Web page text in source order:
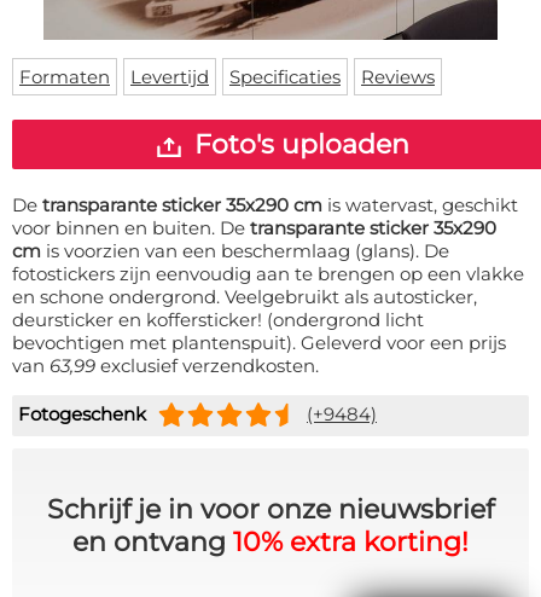
Vloermat
Skateboard deck
Levertijden
Inloggen
WhatsApp
Formaten Levertijd Specificaties Reviews
Foto's uploaden
De transparante sticker 35x290 cm is watervast, geschikt
voor binnen en buiten. De transparante sticker 35x290
cm is voorzien van een beschermlaag (glans). De
fotostickers zijn eenvoudig aan te brengen op een vlakke
en schone ondergrond. Veelgebruikt als autosticker,
deursticker en koffersticker! (ondergrond licht
bevochtigen met plantenspuit). Geleverd voor een prijs
van 63,99 exclusief verzendkosten.
Fotogeschenk (+9484)
Schrijf je in voor onze nieuwsbrief
en ontvang 10% extra korting!